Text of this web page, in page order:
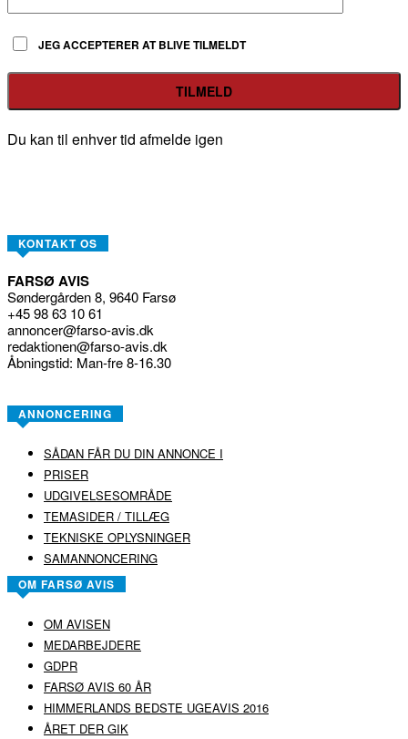
JEG ACCEPTERER AT BLIVE TILMELDT
Du kan til enhver tid afmelde igen
KONTAKT OS
FARSØ AVIS
Søndergården 8, 9640 Farsø
+45 98 63 10 61
annoncer@farso-avis.dk
redaktionen@farso-avis.dk
Åbningstid: Man-fre 8-16.30
ANNONCERING
SÅDAN FÅR DU DIN ANNONCE I
PRISER
UDGIVELSESOMRÅDE
TEMASIDER / TILLÆG
TEKNISKE OPLYSNINGER
SAMANNONCERING
OM FARSØ AVIS
OM AVISEN
MEDARBEJDERE
GDPR
FARSØ AVIS 60 ÅR
HIMMERLANDS BEDSTE UGEAVIS 2016
ÅRET DER GIK